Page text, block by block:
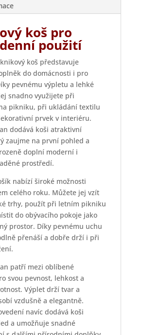
koš pro
použití
koš představuje
do domácnosti i pro
pevnému výpletu a lehké
snadno využijete při
pikniku, při ukládání textilu
prvek v interiéru.
dodává koši atraktivní
zaujme na první pohled a
doplní moderní i
prostředí.
nabízí široké možnosti
celého roku. Můžete jej vzít
trhy, použít při letním pikniku
do obývacího pokoje jako
prostor. Díky pevnému uchu
přenáší a dobře drží i při
patří mezi oblíbené
svou pevnost, lehkost a
Výplet drží tvar a
vzdušně a elegantně.
navíc dodává koši
a umožňuje snadné